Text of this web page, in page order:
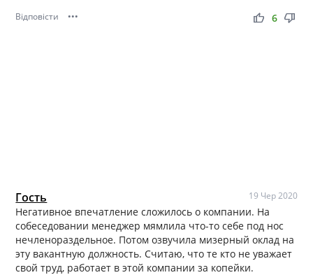
Відповісти ••• thumb_up thumb_down
6
Гость 19 Чер 2020
Негативное впечатление сложилось о компании. На
собеседовании менеджер мямлила что-то себе под нос
нечленораздельное. Потом озвучила мизерный оклад на
эту вакантную должность. Считаю, что те кто не уважает
свой труд, работает в этой компании за копейки.